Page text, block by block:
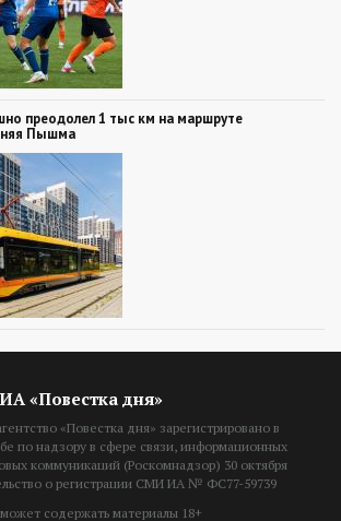
преодолел 1 тыс км на маршруте
Пышма
«Повестка дня»
«Повестка дня» зарегистрировано в
по надзору в сфере связи, информационных
коммуникаций (Роскомнадзор) 30 октября
о регистрации СМИ ИА № ФС77-59739
содержать материалы 18+